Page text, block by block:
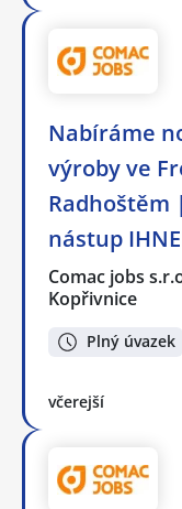
Nabíráme
výroby ve
Radhoštěm
nástup
Comac jobs
Kopřivnice
Plný úvazek
včerejší